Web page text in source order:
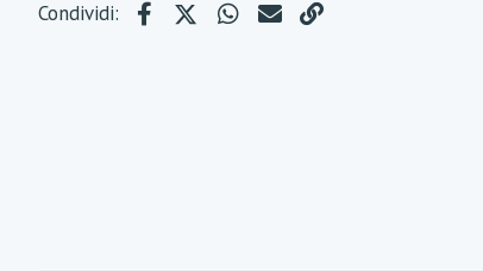
Condividi: FacebookX (Twitter)WhatsApp
e-mail